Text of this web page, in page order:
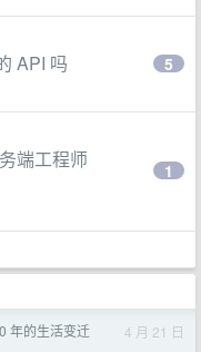
API 吗 5
端工程师
1
年的生活变迁 4 月 21 日